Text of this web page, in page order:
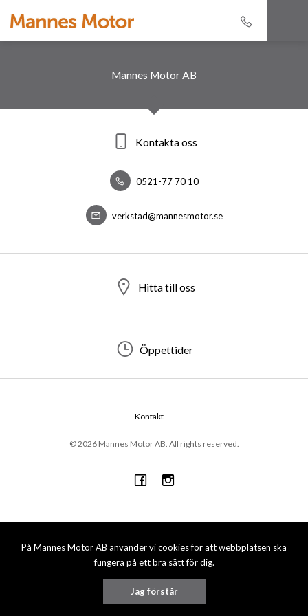
På Mannes Motor AB använder vi cookies för att webbplatsen ska
fungera på ett bra sätt för dig.
Jag förstår
Mannes Motor AB
Kontakta oss
0521-77 70 10
verkstad@mannesmotor.se
Hitta till oss
Öppettider
© 2026 Mannes Motor AB. All rights reserved.
Kontakt